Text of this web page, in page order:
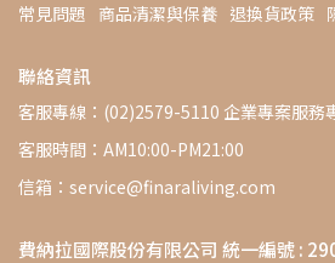
常見問題 商品清潔與保養 退換貨政策
聯絡資訊
客服專線：(02)2579-5110 企業專案服務
客服時間：AM10:00-PM21:00
信箱：service@finaraliving.com
費納拉國際股份有限公司 統一編號 :